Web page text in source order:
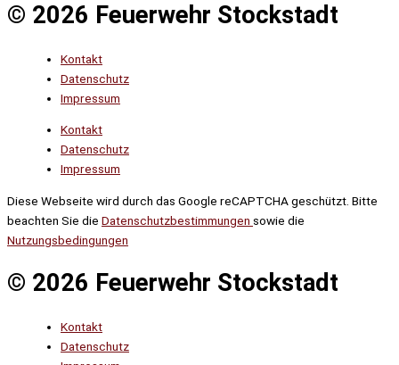
© 2026 Feuerwehr Stockstadt
Kontakt
Datenschutz
Impressum
Kontakt
Datenschutz
Impressum
Diese Webseite wird durch das Google reCAPTCHA geschützt. Bitte
beachten Sie die Datenschutzbestimmungen sowie die
Nutzungsbedingungen
© 2026 Feuerwehr Stockstadt
Kontakt
Datenschutz